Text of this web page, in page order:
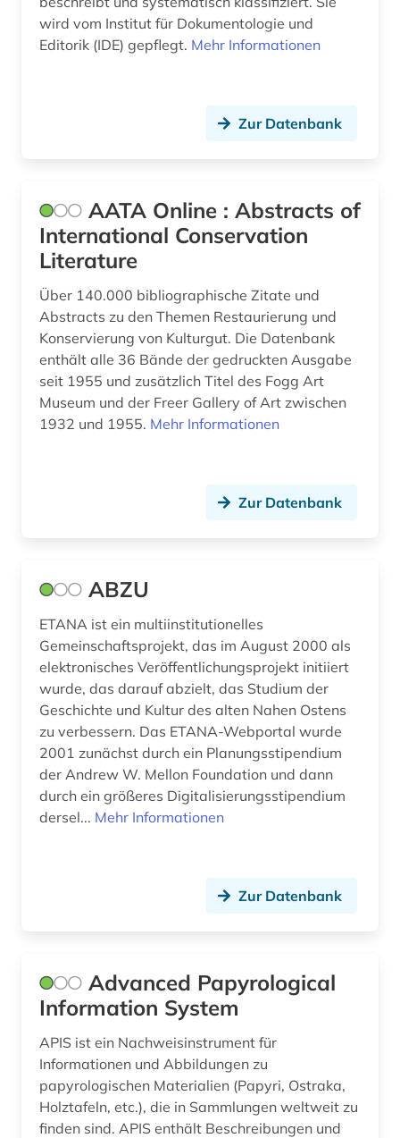
belgien (1)
berlin (1)
bestattung (1)
bevölkerungsentwicklung (1)
bibliografie (13)
bibliographie (4)
bibliograpie (1)
bibliothek (1)
biblische archäologie (1)
biographie (2)
biologische anthropologie (1)
blogportal (1)
bochum (1)
bodendenkmal (2)
braunschweig (1)
bronze (1)
bronzezeit (1)
buchbesprechung (1)
buchkunst (2)
buchrolle (1)
Niederlande (1)
Niedersachsen (2)
Ostasien (2)
Osteuropa (1)
Polen (1)
Portugal (1)
Rheinland-Pfalz (2)
Roemisches Reich (14)
Schweiz (2)
Skandinavien (1)
Spanien (1)
Suedamerika (1)
Tschechische Republik (1)
Ukraine (1)
Zypern (1)
wird vom Institut für Dokumentologie und
Editorik (IDE) gepflegt. Mehr Informationen
Zur Datenbank
AATA Online : Abstracts of
International Conservation
Literature
Über 140.000 bibliographische Zitate und
Abstracts zu den Themen Restaurierung und
Konservierung von Kulturgut. Die Datenbank
enthält alle 36 Bände der gedruckten Ausgabe
seit 1955 und zusätzlich Titel des Fogg Art
Museum und der Freer Gallery of Art zwischen
1932 und 1955. Mehr Informationen
Zur Datenbank
ABZU
ETANA ist ein multiinstitutionelles
Gemeinschaftsprojekt, das im August 2000 als
elektronisches Veröffentlichungsprojekt initiiert
wurde, das darauf abzielt, das Studium der
Geschichte und Kultur des alten Nahen Ostens
zu verbessern. Das ETANA-Webportal wurde
2001 zunächst durch ein Planungsstipendium
der Andrew W. Mellon Foundation und dann
durch ein größeres Digitalisierungsstipendium
dersel... Mehr Informationen
Zur Datenbank
Advanced Papyrological
Information System
APIS ist ein Nachweisinstrument für
Informationen und Abbildungen zu
papyrologischen Materialien (Papyri, Ostraka,
Holztafeln, etc.), die in Sammlungen weltweit zu
finden sind. APIS enthält Beschreibungen und